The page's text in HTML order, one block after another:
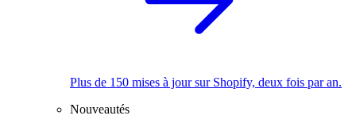
Plus de 150 mises à jour sur Shopify, deux fois par an.
Nouveautés